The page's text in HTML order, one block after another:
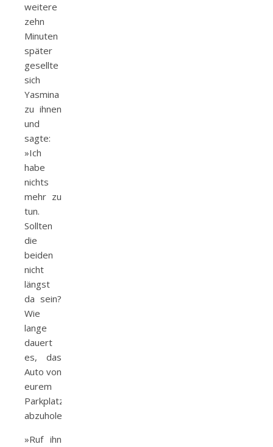
weitere
zehn
Minuten
später
gesellte
sich
Yasmina
zu ihnen
und
sagte:
»Ich
habe
nichts
mehr zu
tun.
Sollten
die
beiden
nicht
längst
da sein?
Wie
lange
dauert
es, das
Auto von
eurem
Parkplatz
abzuholen?«
»Ruf ihn